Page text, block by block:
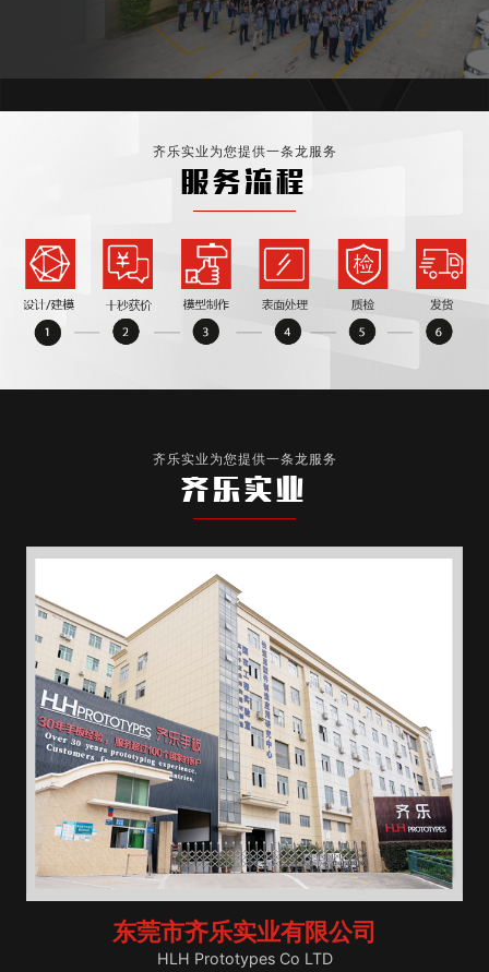
齐乐实业为您提供一条龙服务
服务流程
齐乐实业为您提供一条龙服务
齐乐实业
东莞市齐乐实业有限公司
HLH Prototypes Co LTD